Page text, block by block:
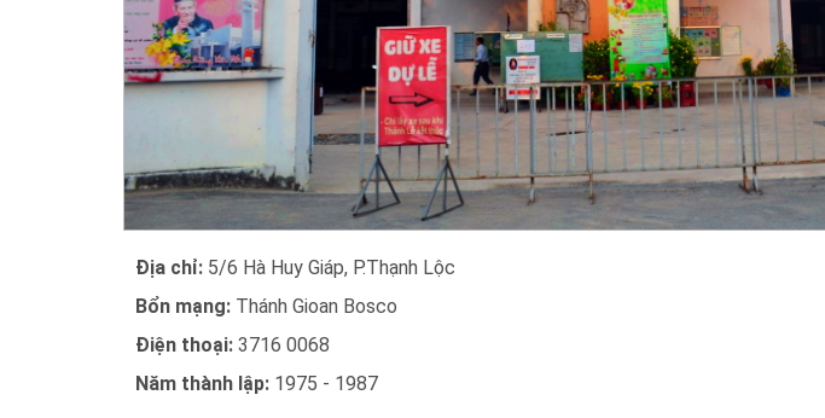
Địa chỉ: 5/6 Hà Huy Giáp, P.Thạnh Lộc
Bổn mạng: Thánh Gioan Bosco
Điện thoại: 3716 0068
Năm thành lập: 1975 - 1987